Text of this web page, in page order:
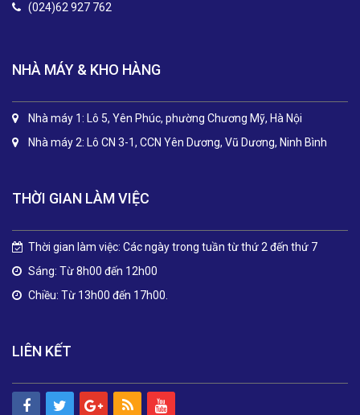
(024)62 927 762
NHÀ MÁY & KHO HÀNG
Nhà máy 1: Lô 5, Yên Phúc, phường Chương Mỹ, Hà Nội
Nhà máy 2: Lô CN 3-1, CCN Yên Dương, Vũ Dương, Ninh Bình
THỜI GIAN LÀM VIỆC
Thời gian làm việc: Các ngày trong tuần từ thứ 2 đến thứ 7
Sáng: Từ 8h00 đến 12h00
Chiều: Từ 13h00 đến 17h00.
LIÊN KẾT